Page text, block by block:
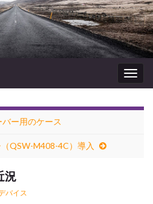
バー用のケース
QSW-M408-4C）導入
況
バイス